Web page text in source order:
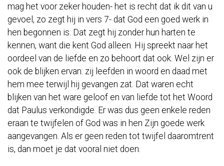
mag het voor zeker houden- het is recht dat ik dit van u
gevoel, zo zegt hij in vers 7- dat God een goed werk in
hen begonnen is. Dat zegt hij zonder hun harten te
kennen, want die kent God alleen. Hij spreekt naar het
oordeel van de liefde en zo behoort dat ook. Wel zijn er
ook de blijken ervan: zij leefden in woord en daad met
hem mee terwijl hij gevangen zat. Dat waren echt
blijken van het ware geloof en van liefde tot het Woord
dat Paulus verkondigde. Er was dus geen enkele reden
eraan te twijfelen of God was in hen Zijn goede werk
aangevangen. Als er geen reden tot twijfel daaromtrent
is, dan moet je dat vooral niet doen.